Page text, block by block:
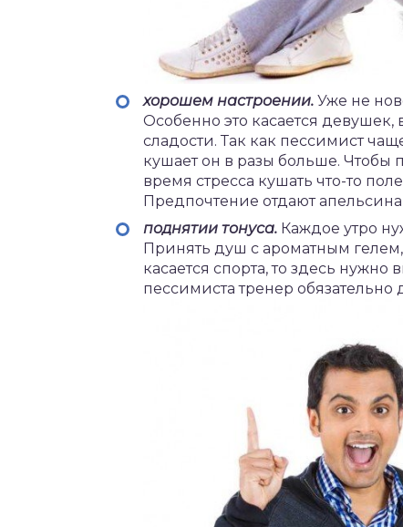
хорошем настроении. Уже не
Особенно это касается девушек,
сладости. Так как пессимист
кушает он в разы больше. Чтобы
время стресса кушать что-то
Предпочтение отдают
поднятии тонуса. Каждое утро
Принять душ с ароматным гелем,
касается спорта, то здесь
пессимиста тренер